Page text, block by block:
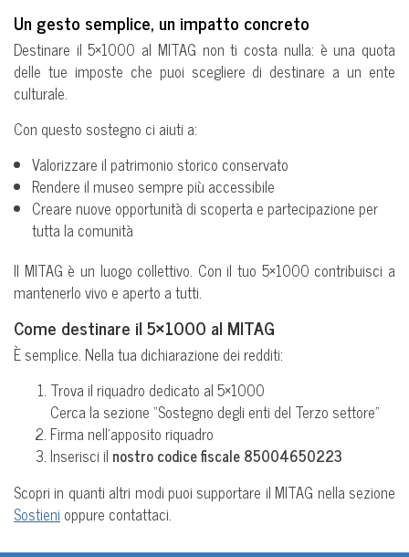
Un gesto semplice, un impatto concreto
Destinare il 5×1000 al MITAG non ti costa nulla: è una quota
delle tue imposte che puoi scegliere di destinare a un ente
culturale.
Con questo sostegno ci aiuti a:
Valorizzare il patrimonio storico conservato
Rendere il museo sempre più accessibile
Creare nuove opportunità di scoperta e partecipazione per
tutta la comunità
Il MITAG è un luogo collettivo. Con il tuo 5×1000 contribuisci a
mantenerlo vivo e aperto a tutti.
Come destinare il 5×1000 al MITAG
È semplice. Nella tua dichiarazione dei redditi:
Trova il riquadro dedicato al 5×1000
Cerca la sezione “Sostegno degli enti del Terzo settore”
Firma nell’apposito riquadro
Inserisci il nostro codice fiscale85004650223
Scopri in quanti altri modi puoi supportare il MITAG nella sezione
Sostieni oppure contattaci.